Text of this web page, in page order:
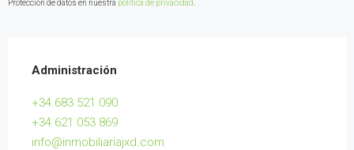
Protección de datos en nuestra política de privacidad
Administración
+34 683 521 090
+34 621 053 869
info@inmobiliariajxd.com